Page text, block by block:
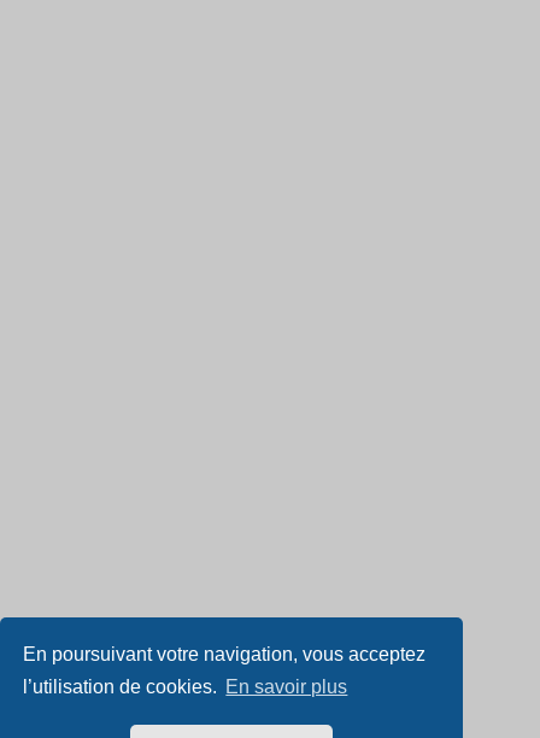
En poursuivant votre navigation, vous acceptez
l’utilisation de cookies. En savoir plus